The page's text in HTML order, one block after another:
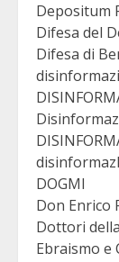
Depositum
Difesa del
Difesa di
DOGMI
Don Enrico
Dottori
Ebraismo e